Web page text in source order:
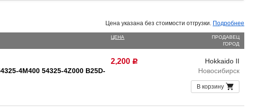
Цена указана без стоимости отгрузки. Подробнее
ЦЕНА
ПРОДАВЕЦ
ГОРОД
4M400 54325-4Z000 B25D-
2,200 Р
Hokkaido II
Новосибирск
В корзину